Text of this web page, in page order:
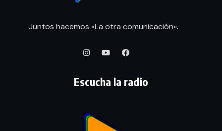
Juntos hacemos «La otra comunicación».
Escucha la radio